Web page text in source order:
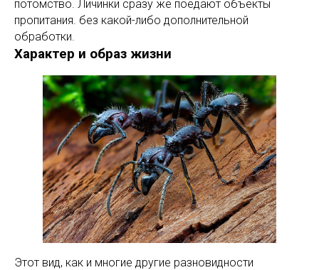
потомство. Личинки сразу же поедают объекты
пропитания. без какой-либо дополнительной
обработки.
Характер и образ жизни
Этот вид, как и многие другие разновидности